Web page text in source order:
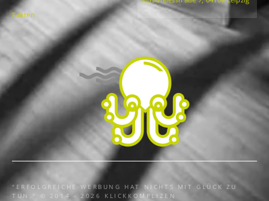
Fakten
"ERFOLGREICHE WERBUNG HAT NICHTS MIT GLÜCK ZU
TUN." © 2014 - 2026 KLICKKOMPLIZEN